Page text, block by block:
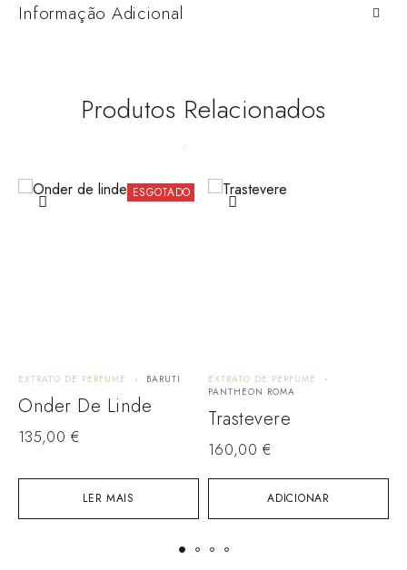
Informação Adicional
Produtos Relacionados
ESGOTADO
LER MAIS
EXTRATO DE PERFUME BARUTI
Onder De Linde
135,00 €
ADICIONAR
EXTRATO DE PERFUME
PANTHEON ROMA
Trastevere
160,00 €